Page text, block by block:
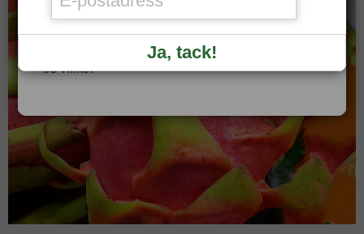
veckans erbjudande.
*Se villkor
Ja, tack!